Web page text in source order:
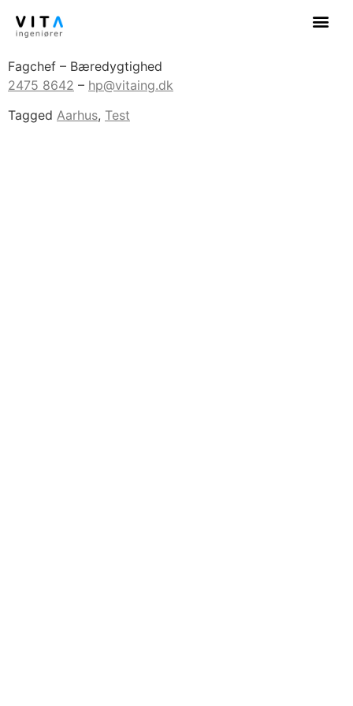
Henrik Poulin
Fagchef – Bæredygtighed
2475 8642 – hp@vitaing.dk
Tagged Aarhus, Test